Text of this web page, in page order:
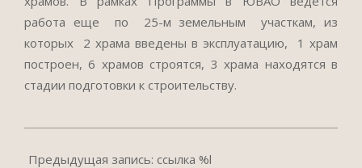
работа еще по 25-м земельным участкам, из
которых 2 храма введены в эксплуатацию, 1 храм
построен, 6 храмов строятся, 3 храма находятся в
стадии подготовки к строительству.
03-
Предыдущая запись: ссылка %l